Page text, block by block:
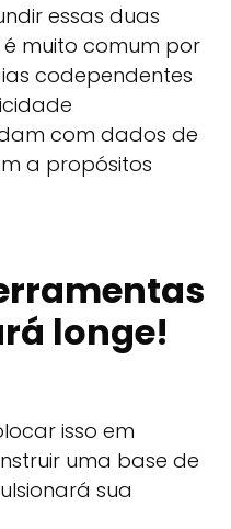
essas duas
muito comum por
codependentes
com dados de
a propósitos
longe!
isso em
uma base de
sua